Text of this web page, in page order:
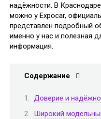
надёжности. В
можно у Expocar,
представлен подробный
именно у нас и полезная
информация.
Содержание
Доверие и
Широкий